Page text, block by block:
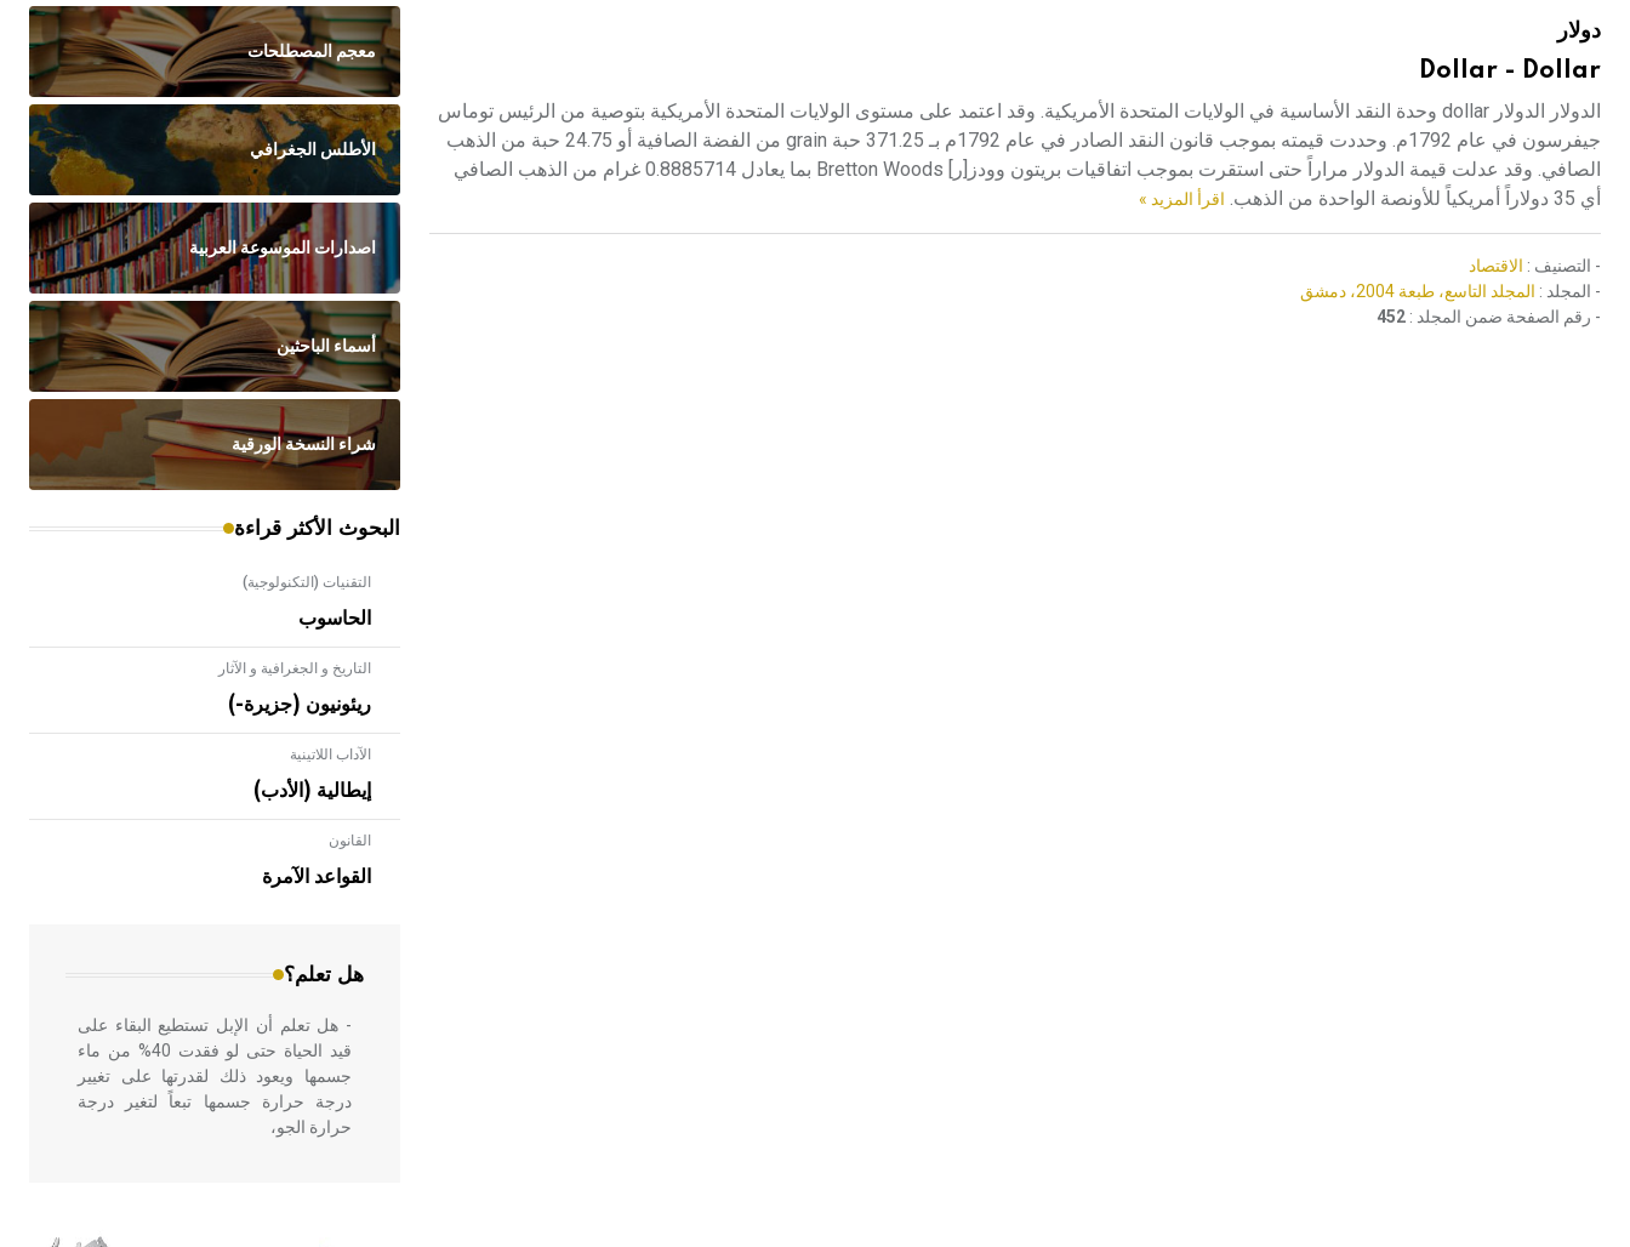
دولار
Dollar - Dollar
الدولار الدولار dollar وحدة النقد الأساسية في الولايات المتحدة الأمريكية. وقد اعتمد على مستوى الولايات المتحدة الأمريكية بتوصية من الرئيس توماس
جيفرسون في عام 1792م. وحددت قيمته بموجب قانون النقد الصادر في عام 1792م بـ 371.25 حبة grain من الفضة الصافية أو 24.75 حبة من الذهب
الصافي. وقد عدلت قيمة الدولار مراراً حتى استقرت بموجب اتفاقيات بريتون وودز[ر] Bretton Woods بما يعادل 0.8885714 غرام من الذهب الصافي
أي 35 دولاراً أمريكياً للأونصة الواحدة من الذهب.
اقرأ المزيد »
- التصنيف : الاقتصاد
- المجلد : المجلد التاسع، طبعة 2004، دمشق
- رقم الصفحة ضمن المجلد : 452
معجم المصطلحات
الأطلس الجغرافي
اصدارات الموسوعة العربية
أسماء الباحثين
شراء النسخة الورقية
البحوث الأكثر قراءة
التقنيات (التكنولوجية)
الحاسوب
التاريخ و الجغرافية و الآثار
ريئونيون (جزيرة-)
الآداب اللاتينية
إيطالية (الأدب)
القانون
القواعد الآمرة
هل تعلم؟
- هل تعلم أن الأبلق نوع من الفنون
الهندسية التي ارتبطت بالعمارة الإسلامية
في بلاد الشام ومصر خاصة، حيث يحرص
- هل تعلم أن الإبل تستطيع البقاء على
قيد الحياة حتى لو فقدت 40% من ماء
جسمها ويعود ذلك لقدرتها على تغيير
درجة حرارة جسمها تبعاً لتغير درجة
حرارة الجو،
أربعة مؤلفات هي: الحكم، الأدلة، تنظيم